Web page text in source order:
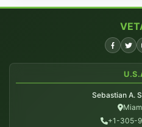
Sebastian A.
+1-305-